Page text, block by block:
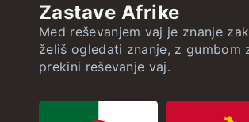
Ameriške države po velikosti
Afriške države po velikosti
Države Oceanije po velikosti
Zastave Afrike
Med reševanjem vaj je znanje
želiš ogledati znanje, z gumbom
prekini reševanje vaj.